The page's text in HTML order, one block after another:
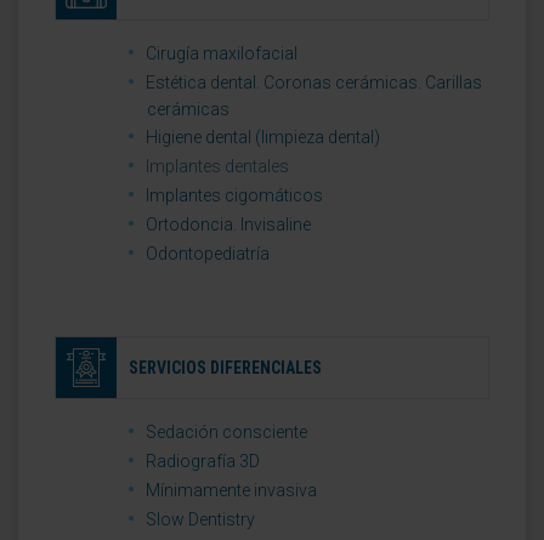
Cirugía maxilofacial
Estética dental. Coronas cerámicas. Carillas
cerámicas
Higiene dental (limpieza dental)
Implantes dentales
Implantes cigomáticos
Ortodoncia. Invisaline
Odontopediatría
SERVICIOS DIFERENCIALES
Sedación consciente
Radiografía 3D
Mínimamente invasiva
Slow Dentistry